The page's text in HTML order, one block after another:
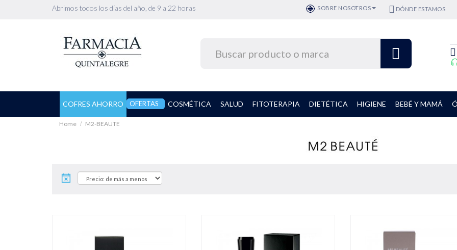
Abrimos todos los días del año, de 9 a 22 horas SOBRE NOSOTROS DÓNDE ESTAMOS
COFRES AHORRO OFERTAS COSMÉTICA SALUD FITOTERAPIA DIETÉTICA HIGIENE BEBÉ Y MAMÁ
Home M2-BEAUTE